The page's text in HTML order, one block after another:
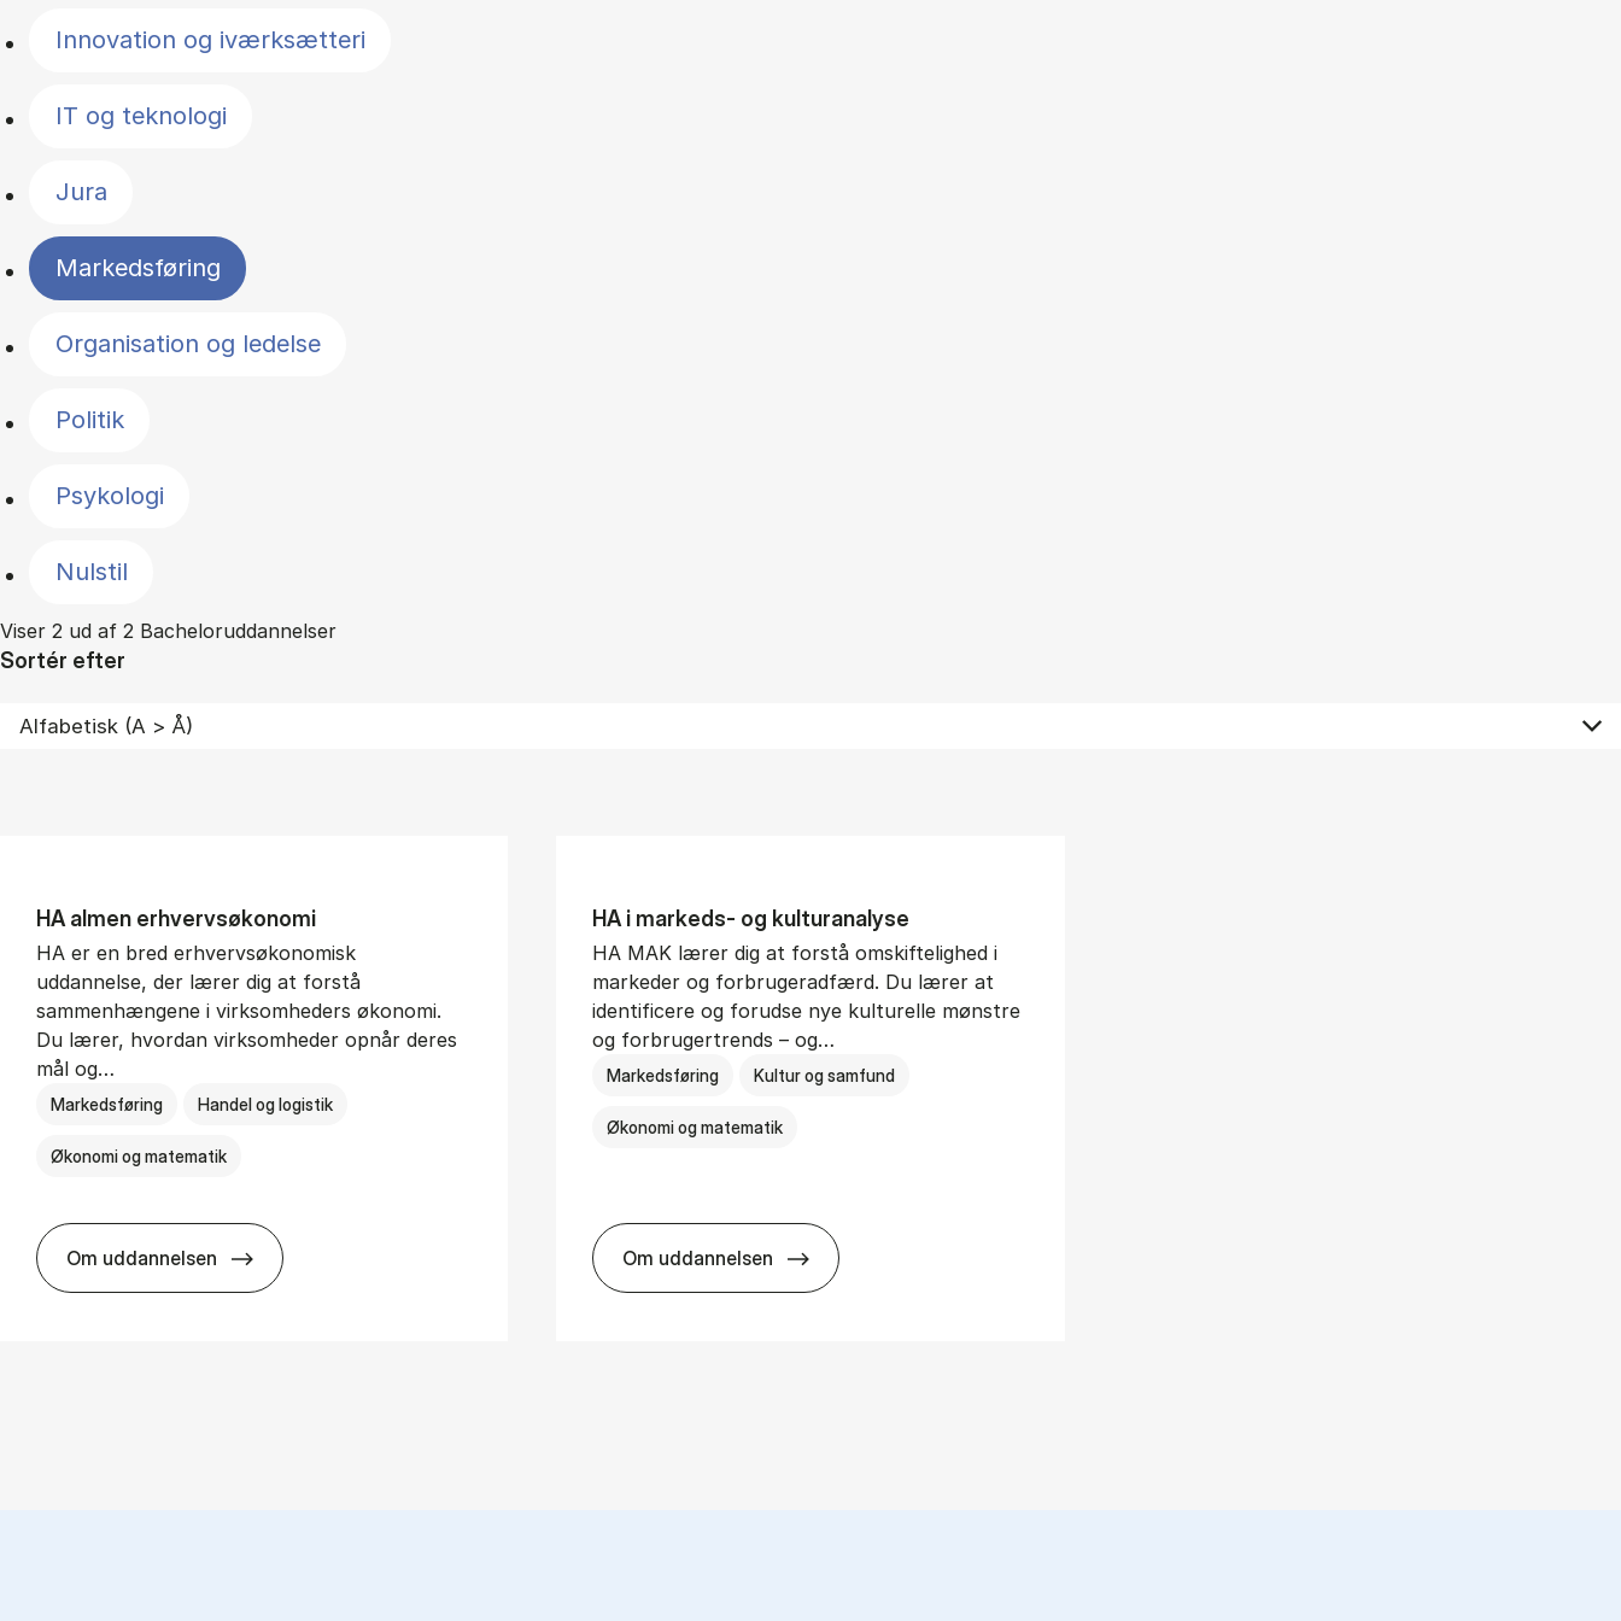
Innovation og iværksætteri
IT og teknologi
Jura
Markedsføring
Organisation og ledelse
Politik
Psykologi
Nulstil
Viser 2 ud af 2 Bacheloruddannelser
Sortér efter
HA al­men erhvervs­økonomi
HA er en bred erhvervsøkonomisk
uddannelse, der lærer dig at forstå
sammenhængene i virksomheders økonomi.
Du lærer, hvordan virksomheder opnår deres
mål og…
Markedsføring Handel og logistik
Økonomi og matematik
Om uddannelsen
HA al­men erhvervs­økonomi
HA i mar­keds- og kul­tu­r­a­na­ly­se
HA MAK lærer dig at forstå omskiftelighed i
markeder og forbrugeradfærd. Du lærer at
identificere og forudse nye kulturelle mønstre
og forbrugertrends – og…
Markedsføring Kultur og samfund
Økonomi og matematik
Om uddannelsen
HA i mar­keds- og kul­tu­r­a­na­ly­se